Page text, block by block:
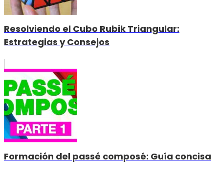
Resolviendo el Cubo Rubik Triangular:
Estrategias y Consejos
Formación del passé composé: Guía concisa